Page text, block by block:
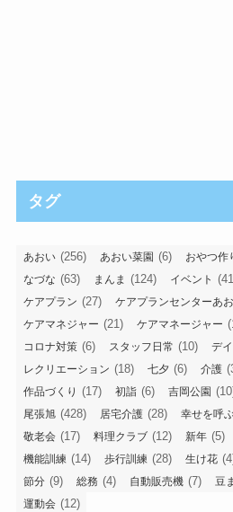
タグ
あおい (256) あおい菜園 (6) おやつ作
なづな (63) まんま (124) イベント
ケアプラン (27) ケアプランセンターあ
ケアマネジャー (21) ケアマネージャー
コロナ対策 (6) スタッフ日常 (10) デ
レクリエーション (18) 七夕 (6) 介護
作品づくり (17) 初詣 (6) 吉岡公園
尾張旭 (428) 居宅介護 (28) 幸せを呼
敬老会 (17) 料理クラブ (12) 新年 (5)
機能訓練 (14) 歩行訓練 (28) 生け花
節分 (9) 総務 (4) 自動販売機 (7) 豆
運動会 (12)